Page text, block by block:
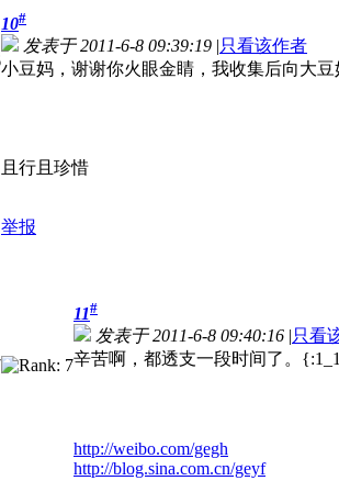
10#
发表于 2011-6-8 09:39:19 |只看该作者
小豆妈，谢谢你火眼金睛， 我收集后向大豆
且行且珍惜
举报
11#
发表于 2011-6-8 09:40:16 |只看
辛苦啊，都透支一段时间了。
http://weibo.com/gegh
http://blog.sina.com.cn/geyf